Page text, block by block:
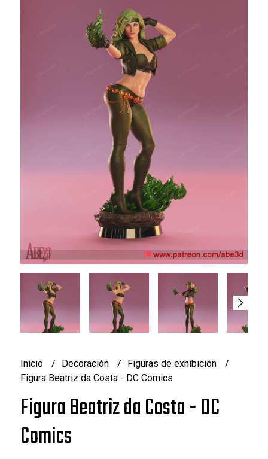
Inicio Decoración
Figuras de exhibición
Figura Beatriz da Costa - DC Comics
Figura Beatriz da Costa - DC
Comics